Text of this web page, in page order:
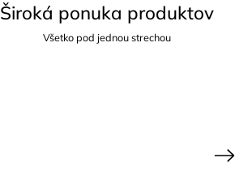
Široká ponuka produktov
Všetko pod jednou strechou
Next